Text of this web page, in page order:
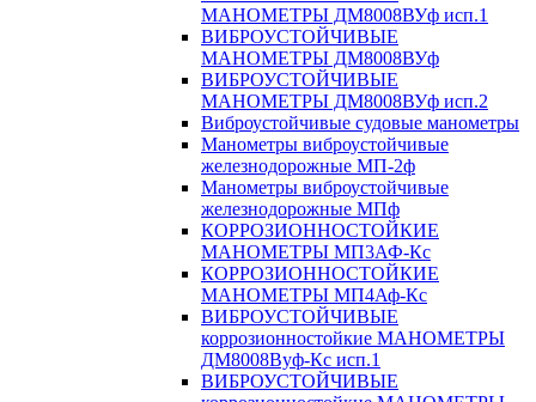
МАНОМЕТРЫ ДМ8008ВУф исп.1
ВИБРОУСТОЙЧИВЫЕ
МАНОМЕТРЫ ДМ8008ВУф
ВИБРОУСТОЙЧИВЫЕ
МАНОМЕТРЫ ДМ8008ВУф исп.2
Виброустойчивые судовые манометры
Манометры виброустойчивые
железнодорожные МП-2ф
Манометры виброустойчивые
железнодорожные МПф
КОРРОЗИОННОСТОЙКИЕ
МАНОМЕТРЫ МП3АФ-Кс
КОРРОЗИОННОСТОЙКИЕ
МАНОМЕТРЫ МП4Аф-Кс
ВИБРОУСТОЙЧИВЫЕ
коррозионностойкие МАНОМЕТРЫ
ДМ8008Вуф-Кс исп.1
ВИБРОУСТОЙЧИВЫЕ